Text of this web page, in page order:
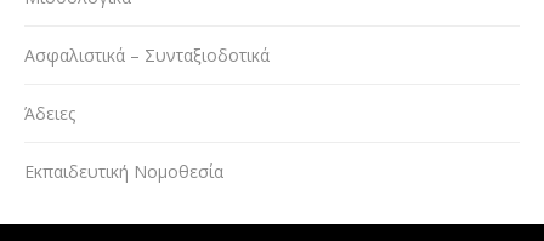
Ασφαλιστικά – Συνταξιοδοτικά
Άδειες
Εκπαιδευτική Νομοθεσία